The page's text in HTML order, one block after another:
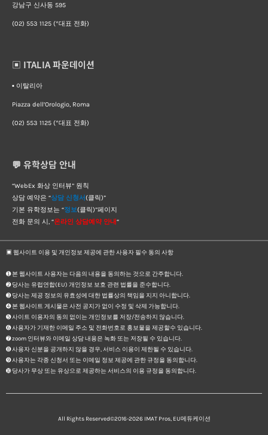
강남구 신사동 595
(02) 553 1125 (*대표 전화)
▣ ITALIA 파운데이션
▪︎ 이탈리아
Piazza dell’Orologio, Roma
(02) 553 1125 (*대표 전화)
💬 유학상담 안내
“WebEx 화상 인터뷰” 원칙
상담 예약은 “상담 신청서(클릭)”
기본 유학정보는 “정보(클릭)”페이지
전화 문의 시, “온라인 상담예약 안내“
▣ 웹사이트 이용 및 개인정보 제공에 관한 사용자 필수 동의 사항
➊ 본 웹사이트 사용자는 다음의 내용을 동의하는 것으로 간주합니다.
➋ 당사는 유럽연합(EU) 개인정보 보호 관련 법률을 준수합니다.
➌ 당사는 제공 정보의 유효성에 대한 법률상의 책임을 지지 아니합니다.
➍ 본 웹사이트 게시물은 사전 공지가 없이 수정 및 삭제 가능합니다.
➎ 사이트 이용자의 동의 없이는 개인정보를 저장/전송하지 않습니다.
➏ 사용자가 기재한 이메일 주소 및 전화번호로 홍보물을 제공할수 있습니다.
➐ zoom 인터뷰와 이메일 상담 내용은 녹화 또는 저장될 수 있습니다.
➑ 사용자 신분을 공개하지 않을 경우, 서비스 이용이 제한될 수 있습니다.
➒ 사용자는 각종 신청서 또는 이메일 정보 제공에 관한 규정을 동의합니다.
➓ 당사가 무상 또는 유상으로 제공하는 서비스의 이용 규정을 동의합니다.
All Rights Reserved©2016-2026 IMAT Pros, EU메듀케이션